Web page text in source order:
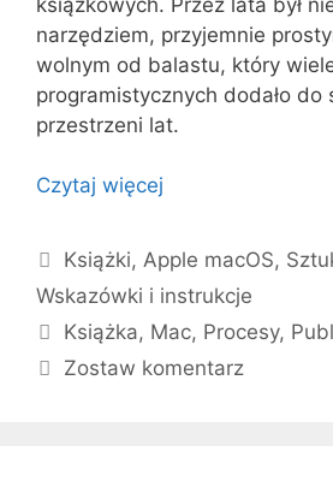
narzędziem, przyjemnie
wolnym od balastu, który
programistycznych dodało do
przestrzeni lat.
Czytaj więcej
Kategorie
Książki,Apple macOS,
Wskazówki i instrukcje
Tagi
Książka, Mac, Procesy,
Zostaw komentarz